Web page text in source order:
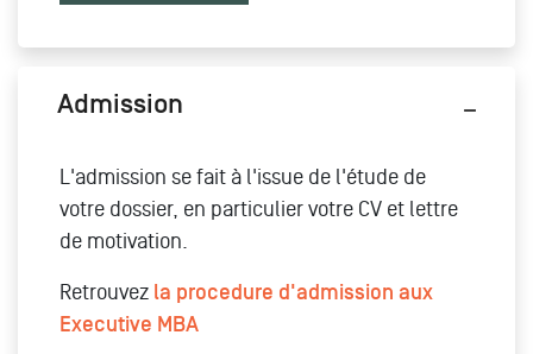
Admission
L'admission se fait à l'issue de l'étude de
votre dossier, en particulier votre CV et lettre
de motivation.
Retrouvez la procedure d'admission aux
Executive MBA